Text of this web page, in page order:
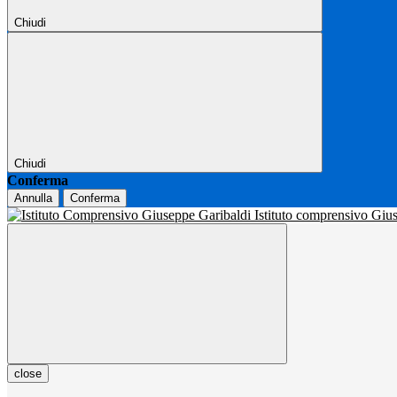
Chiudi
Chiudi
Conferma
Annulla Conferma
Istituto comprensivo
close